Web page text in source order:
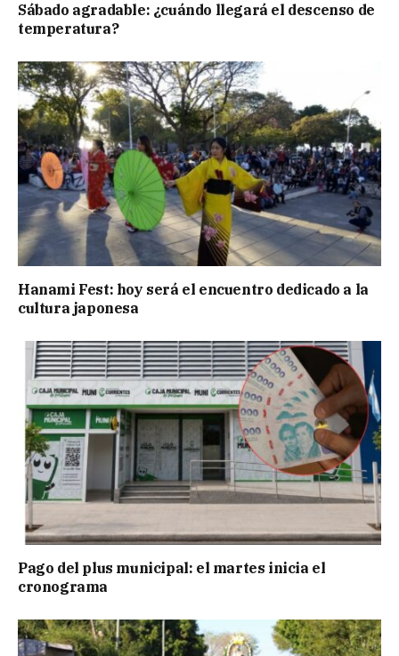
Sábado agradable: ¿cuándo llegará el descenso de
temperatura?
Hanami Fest: hoy será el encuentro dedicado a la
cultura japonesa
Pago del plus municipal: el martes inicia el
cronograma